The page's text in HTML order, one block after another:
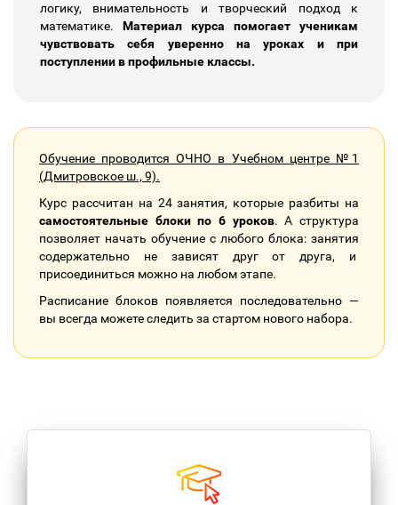
логику, внимательность и творческий подход к
математике. Материал курса помогает ученикам
чувствовать себя уверенно на уроках и при
поступлении в профильные классы.
Обучение проводится ОЧНО в Учебном центре №1
(Дмитровское ш., 9).
Курс рассчитан на 24 занятия, которые разбиты на
самостоятельные блоки по 6 уроков. А структура
позволяет начать обучение с любого блока: занятия
содержательно не зависят друг от друга, и
присоединиться можно на любом этапе.
Расписание блоков появляется последовательно —
вы всегда можете следить за стартом нового набора.